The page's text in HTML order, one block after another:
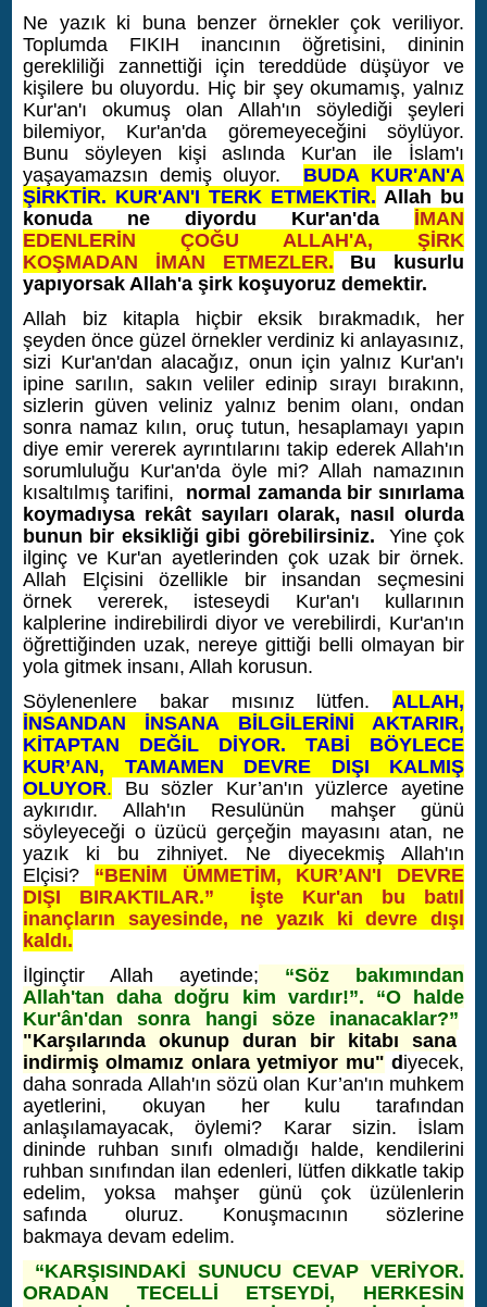
Ne yazık ki buna benzer örnekler çok veriliyor.
Toplumda FIKIH inancının öğretisini, dininin
gerekliliği zannettiği için tereddüde düşüyor ve
kişilere bu oluyordu. Hiç bir şey okumamış, yalnız
Kur'an'ı okumuş olan Allah'ın söylediği şeyleri
bilemiyor, Kur'an'da göremeyeceğini söylüyor.
Bunu söyleyen kişi aslında Kur'an ile İslam'ı
yaşayamazsın demiş oluyor. BUDA KUR'AN'A
ŞİRKTİR. KUR'AN'I TERK ETMEKTİR. Allah bu
konuda ne diyordu Kur'an'da İMAN
EDENLERİN ÇOĞU ALLAH'A, ŞİRK
KOŞMADAN İMAN ETMEZLER. Bu kusurlu
yapıyorsak Allah'a şirk koşuyoruz demektir.
Allah biz kitapla hiçbir eksik bırakmadık, her
şeyden önce güzel örnekler verdiniz ki anlayasınız,
sizi Kur'an'dan alacağız, onun için yalnız Kur'an'ı
ipine sarılın, sakın veliler edinip sırayı bırakınn,
sizlerin güven veliniz yalnız benim olanı, ondan
sonra namaz kılın, oruç tutun, hesaplamayı yapın
diye emir vererek ayrıntılarını takip ederek Allah'ın
sorumluluğu Kur'an'da öyle mi? Allah namazının
kısaltılmış tarifini, normal zamanda bir sınırlama
koymadıysa rekât sayıları olarak, nasıl olurda
bunun bir eksikliği gibi görebilirsiniz.
Yine çok
ilginç ve Kur'an ayetlerinden çok uzak bir örnek.
Allah Elçisini özellikle bir insandan seçmesini
örnek vererek, isteseydi Kur'an'ı kullarının
kalplerine indirebilirdi diyor ve verebilirdi, Kur'an'ın
öğrettiğinden uzak, nereye gittiği belli olmayan bir
yola gitmek insanı, Allah korusun.
Söylenenlere bakar mısınız lütfen. ALLAH,
İNSANDAN İNSANA BİLGİLERİNİ AKTARIR,
KİTAPTAN DEĞİL DİYOR. TABİ BÖYLECE
KUR’AN, TAMAMEN DEVRE DIŞI KALMIŞ
OLUYOR. Bu sözler Kur’an'ın yüzlerce ayetine
aykırıdır. Allah'ın Resulünün mahşer günü
söyleyeceği o üzücü gerçeğin mayasını atan, ne
yazık ki bu zihniyet. Ne diyecekmiş Allah'ın
Elçisi? “BENİM ÜMMETİM, KUR’AN'I DEVRE
DIŞI BIRAKTILAR.” İşte Kur'an bu batıl
inançların sayesinde, ne yazık ki devre dışı
kaldı.
İlginçtir Allah ayetinde;
“Söz bakımından
Allah'tan daha doğru kim vardır!”. “O halde
Kur'ân'dan sonra hangi söze inanacaklar?”
"Karşılarında okunup duran bir kitabı sana
indirmiş olmamız onlara yetmiyor mu" d iyecek,
daha sonrada Allah'ın sözü olan Kur’an'ın muhkem
ayetlerini, okuyan her kulu tarafından
anlaşılamayacak, öylemi? Karar sizin. İslam
dininde ruhban sınıfı olmadığı halde, kendilerini
ruhban sınıfından ilan edenleri, lütfen dikkatle takip
edelim, yoksa mahşer günü çok üzülenlerin
safında oluruz. Konuşmacının sözlerine
bakmaya devam edelim.
“KARŞISINDAKİ SUNUCU CEVAP VERİYOR.
ORADAN TECELLİ ETSEYDİ, HERKESİN